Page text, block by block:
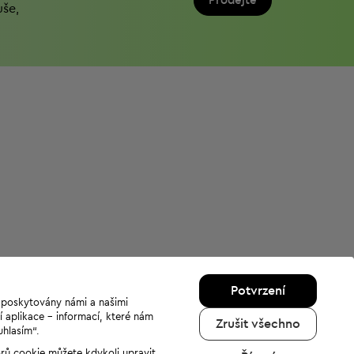
námi a našimi
aplikace - informací, které nám
Potvrzení
Zrušit všechno